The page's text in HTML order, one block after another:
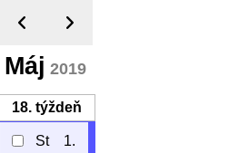
Máj 2019
18. týždeň
St 1.